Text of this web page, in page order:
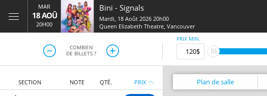
MAR
18 AOÛ
20H00
Bini - Signals
Mardi, 18 Août 2026 20h00
Queen Elizabeth Theatre, Vancouver
COMBIEN
DE BILLETS ?
PRIX MIN.
SECTION NOTE QTÉ. PRIX Plan de salle